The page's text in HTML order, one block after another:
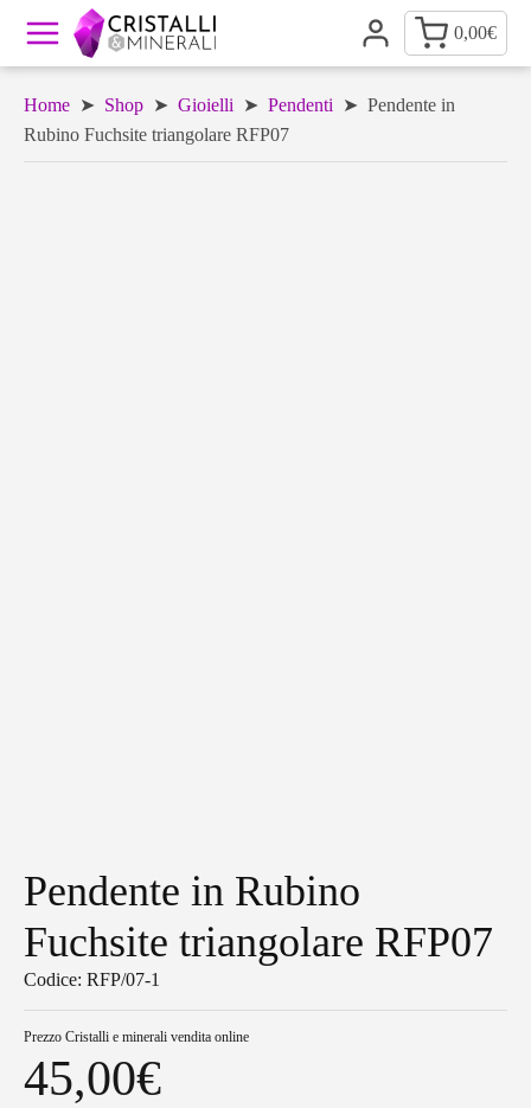
0,00€
Home ➤ Shop ➤ Gioielli ➤ Pendenti ➤ Pendente in
Rubino Fuchsite triangolare RFP07
Pendente in Rubino
Fuchsite triangolare RFP07
Codice: RFP/07-1
Prezzo Cristalli e minerali vendita online
45,00€